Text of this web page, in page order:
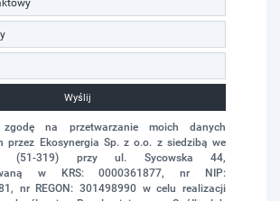
Wyślij
zgodę na przetwarzanie moich danych
przez Ekosynergia Sp. z o.o. z siedzibą we
(51-319) przy ul. Sycowska 44,
w KRS: 0000361877, nr NIP:
nr REGON: 301498990 w celu realizacji